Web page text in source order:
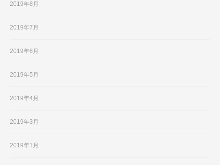
2019年8月
2019年7月
2019年6月
2019年5月
2019年4月
2019年3月
2019年1月